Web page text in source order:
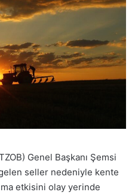
Genel Başkanı Şemsi
gelen seller nedeniyle kente
etkisini olay yerinde